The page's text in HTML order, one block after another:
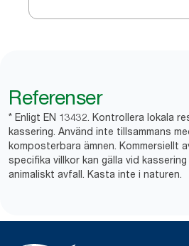
Referenser
* Enligt EN 13432. Kontrollera lokala
kassering. Använd inte tillsammans
komposterbara ämnen. Kommersiellt
specifika villkor kan gälla vid
animaliskt avfall. Kasta inte i naturen.